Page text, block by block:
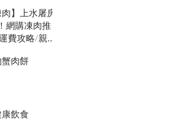
肉】上水屠房
網購凍肉推
費攻略/親民
肉餅
飲食